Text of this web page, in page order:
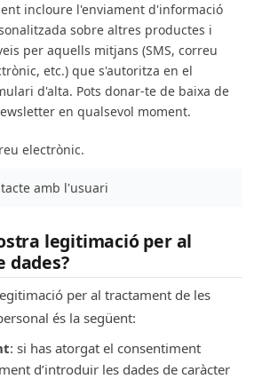
incloure l'enviament d'informació
sobre altres productes i
per aquells mitjans (SMS, correu
etc.) que s'autoritza en el
d'alta. Pots donar-te de baixa de
en qualsevol moment.
electrònic.
amb l'usuari
de contacte, de reclamació o
canals d'atenció al client
electrònic, Telèfon.
i gestionar currículums
legitimació per al
dades?
per al tractament de les
és la següent:
: si has atorgat el consentiment
d’introduir les dades de caràcter